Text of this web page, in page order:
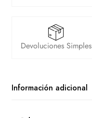
Devoluciones Simples
Información adicional